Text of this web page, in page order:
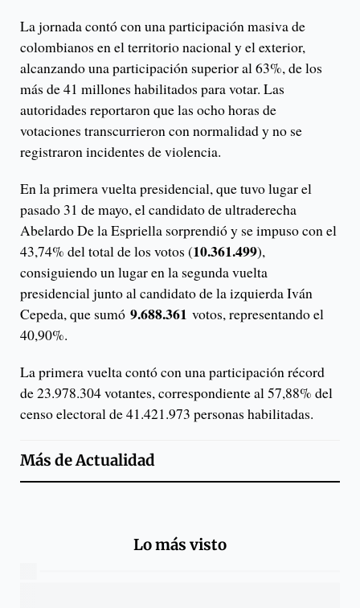
La jornada contó con una participación masiva de
colombianos en el territorio nacional y el exterior,
alcanzando una participación superior al 63%, de los
más de 41 millones habilitados para votar. Las
autoridades reportaron que las ocho horas de
votaciones transcurrieron con normalidad y no se
registraron incidentes de violencia.
En la primera vuelta presidencial, que tuvo lugar el
pasado 31 de mayo, el candidato de ultraderecha
Abelardo De la Espriella sorprendió y se impuso con el
43,74% del total de los votos (10.361.499),
consiguiendo un lugar en la segunda vuelta
presidencial junto al candidato de la izquierda Iván
Cepeda, que sumó 9.688.361 votos, representando el
40,90%.
La primera vuelta contó con una participación récord
de 23.978.304 votantes, correspondiente al 57,88% del
censo electoral de 41.421.973 personas habilitadas.
Más deActualidad
Lo más visto